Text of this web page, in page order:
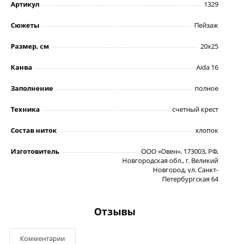
Артикул 1329
Сюжеты Пейзаж
Размер, см 20х25
Канва Aida 16
Заполнение полное
Техника счетный крест
Состав ниток хлопок
Изготовитель
ООО «Овен», 173003, РФ,
Новгородская обл., г. Великий
Новгород, ул. Санкт-
Петербургская 64
Отзывы
Комментарии